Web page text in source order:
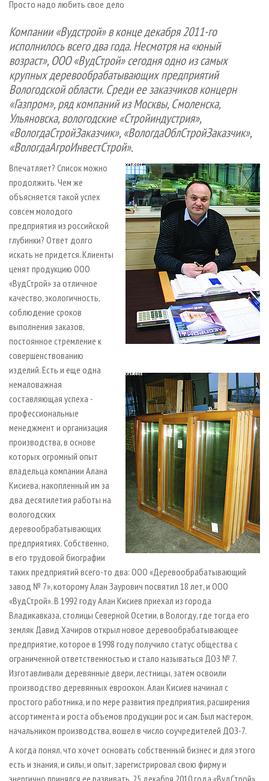
СУШКА ДРЕВЕСИНЫ
ПРОИЗВОДСТВО ДРЕВЕСНЫХ ПЛИТ
ДЕРЕВЯННОЕ ДОМОСТРОЕНИЕ
ПРОИЗВОДСТВО МЕБЕЛИ
БИОЭНЕРГЕТИКА
ЦБП
ИНСТРУМЕНТ И МАТЕРИАЛЫ
ПЕРСОНЫ
МОБИЛЬНЫЕ ВЫСТАВКИ
ОФИЦИАЛЬНЫЕ ДЕЛЕГАЦИИ
ПРИОРИТЕТНЫЕ ИНВЕСТПРОЕКТЫ
RUSSIAN FORESTRY REVIEW
ГАЗЕТА ЛЕСПРОМФОРУМ
БИБЛИОТЕКА СПЕЦИАЛИСТА
КОНТАКТЫ
РЕКЛАМА
РЕКЛАМА НА САЙТЕ
Просто надо любить свое дело
Компании «Вудстрой» в конце декабря 2011-го
исполнилось всего два года. Несмотря на «юный
возраст», ООО «ВудСтрой» сегодня одно из самых
крупных деревообрабатывающих предприятий
Вологодской области. Среди ее заказчиков концерн
«Газпром», ряд компаний из Москвы, Смоленска,
Ульяновска, вологодские «Стройиндустрия»,
«ВологдаСтройЗаказчик», «ВологдаОблСтройЗаказчик»,
«ВологдаАгроИнвестСтрой».
Впечатляет? Список можно
продолжить. Чем же
объясняется такой успех
совсем молодого
предприятия из российской
глубинки? Ответ долго
искать не придется. Клиенты
ценят продукцию ООО
«ВудСтрой» за отличное
качество, экологичность,
соблюдение сроков
выполнения заказов,
постоянное стремление к
совершенствованию
изделий. Есть и еще одна
немаловажная
составляющая успеха -
профессиональные
менеджмент и организация
производства, в основе
которых огромный опыт
владельца компании Алана
Кисиева, накопленный им за
два десятилетия работы на
вологодских
деревообрабатывающих
предприятиях. Собственно,
в его трудовой биографии
таких предприятий всего-то два: ООО «Деревообрабатывающий
завод № 7», которому Алан Заурович посвятил 18 лет, и ООО
«ВудСтрой». В 1992 году Алан Кисиев приехал из города
Владикавказа, столицы Северной Осетии, в Вологду, где тогда его
земляк Давид Хачиров открыл новое деревообрабатывающее
предприятие, которое в 1998 году получило статус общества с
ограниченной ответственностью и стало называться ДОЗ № 7.
Изготавливали деревянные двери, лестницы, затем освоили
производство деревянных евроокон. Алан Кисиев начинал с
простого работника, и по мере развития предприятия, расширения
ассортимента и роста объемов продукции рос и сам. Был мастером,
начальником производства, вошел в число соучредителей ДОЗ-7.
А когда понял, что хочет основать собственный бизнес и для этого
есть и знания, и силы, и опыт, зарегистрировал свою фирму и